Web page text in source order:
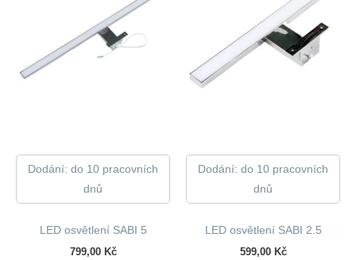
Dodání: do 10 pracovních
dnů
LED osvětlení SABI 5
799,00 Kč
Dodání: do 10 pracovních
dnů
LED osvětlení SABI 2.5
599,00 Kč